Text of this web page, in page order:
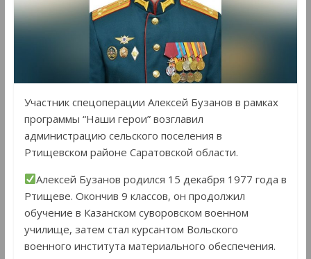
Участник спецоперации Алексей Бузанов в рамках
программы “Наши герои” возглавил
администрацию сельского поселения в
Ртищевском районе Саратовской области.
Алексей Бузанов родился 15 декабря 1977 года в
Ртищеве. Окончив 9 классов, он продолжил
обучение в Казанском суворовском военном
училище, затем стал курсантом Вольского
военного института материального обеспечения.